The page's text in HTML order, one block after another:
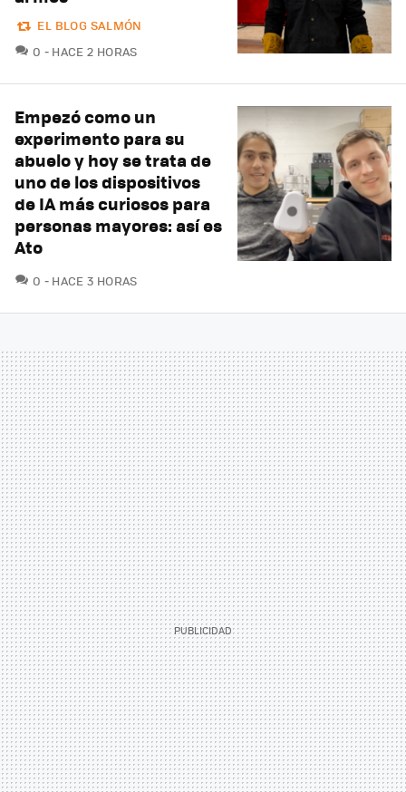
EL BLOG SALMÓN
0 COMENTARIOS
HACE 2 HORAS
Empezó como un
experimento para su
abuelo y hoy se trata de
uno de los dispositivos
de IA más curiosos para
personas mayores: así es
Ato
0 COMENTARIOS
HACE 3 HORAS